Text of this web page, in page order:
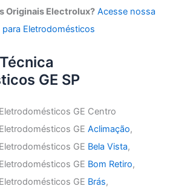
Originais Electrolux? Acesse nossa
para Eletrodomésticos
GE SP
GE Centro
GEAclimação,
GE Bela Vista,
GE Bom Retiro,
GE Brás,